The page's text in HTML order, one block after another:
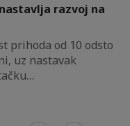
razvoj na
prihoda od 10 odsto
uz nastavak